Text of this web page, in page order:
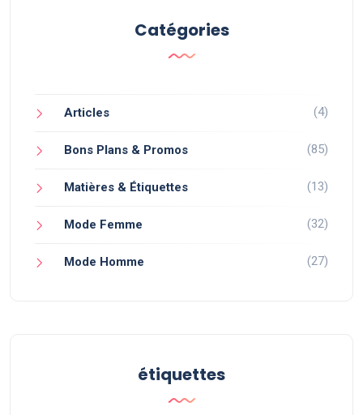
Catégories
Articles (4)
Bons Plans & Promos (85)
Matières & Étiquettes (13)
Mode Femme (32)
Mode Homme (27)
étiquettes